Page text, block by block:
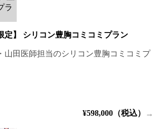
定】 シリコン豊胸コミコミプラン
山田医師担当のシリコン豊胸コミコミプ
¥598,000（税込） →